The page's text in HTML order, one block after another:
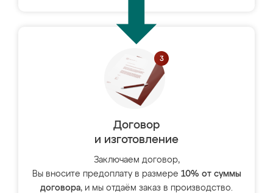
Договор
и изготовление
Заключаем договор,
Вы вносите предоплату в размере 10% от суммы
договора, и мы отдаём заказ в производство.